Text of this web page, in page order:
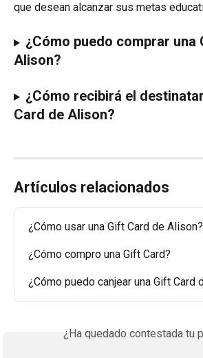
que desean alcanzar sus metas
¿Cómo puedo comprar una
Alison?
¿Cómo recibirá el
Card de Alison?
Artículos relacionados
¿Cómo usar una Gift Card de Alison?
¿Cómo compro una Gift Card?
¿Cómo puedo canjear una Gift Card
¿Ha quedado contestada tu